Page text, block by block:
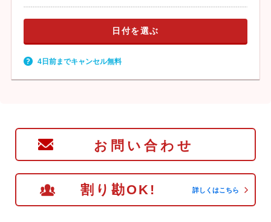
れて、イリコのダシでのばした米の粉をか
らめて焼きます。口の中でどろけるような
柔らかめの生地に、素材のうま味がからま
って絶妙の味。釜山の名物で、日本の観光
客にも人気が高い。韓国のにぎり酒、ドン
日付を選ぶ
4日前までキャンセル無料
お問い合わせ
割り勘OK! 詳しくはこちら